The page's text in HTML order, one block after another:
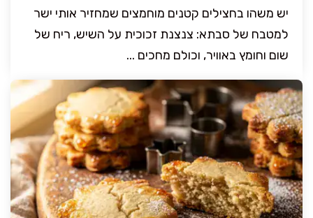
יש משהו בחצילים קטנים מוחמצים שמחזיר אותי ישר
למטבח של סבתא: צנצנת זכוכית על השיש, ריח של
שום וחומץ באוויר, וכולם מחכים ...